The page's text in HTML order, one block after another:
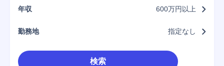
年収 600万円以上
勤務地 指定なし
検索